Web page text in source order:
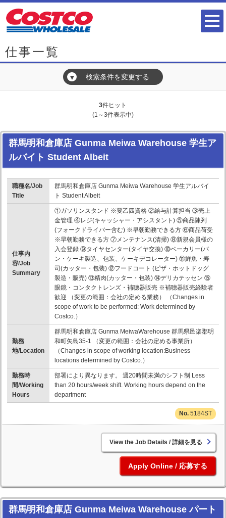
仕事一覧
▼ 検索条件を変更する
3件ヒット
(1～3件表示中)
群馬明和倉庫店 Gunma Meiwa Warehouse 学生ア
ルバイト Student Albeit
職種名/Job
Title
群馬明和倉庫店 Gunma Meiwa Warehouse 学生アルバイ
ト Student Albeit
仕事内
容/Job
Summary
①ガソリンスタンド ※要乙四資格 ②給与計算担当 ③売上
金管理 ④レジ(キャッシャー・アシスタント) ⑤商品陳列
(フォークドライバー含む) ※早朝勤務できる方 ⑥商品荷受
※早朝勤務できる方 ⑦メンテナンス(清掃) ⑧新規会員様の
入会登録 ⑨タイヤセンター(タイヤ交換) ⑩ベーカリー(パ
ン・ケーキ製造、包装、ケーキデコレーター) ⑪鮮魚・寿
司(カッター・包装) ⑫フードコート (ピザ・ホットドッグ
製造・販売) ⑬精肉(カッター・包装) ⑭デリカテッセン ⑮
眼鏡・コンタクトレンズ・補聴器販売 ※補聴器販売経験者
歓迎 （変更の範囲：会社の定める業務） （Changes in
scope of work to be performed: Work determined by
Costco.）
勤務
地/Location
群馬明和倉庫店 Gunma MeiwaWarehouse 群馬県邑楽郡明
和町矢島35-1 （変更の範囲：会社の定める事業所）
（Changes in scope of working location:Business
locations determined by Costco.）
勤務時
間/Working
Hours
部署により異なります。 週20時間未満のシフト制 Less
than 20 hours/week shift. Working hours depend on the
department
5184ST
詳細を見る
応募する
群馬明和倉庫店 Gunma Meiwa Warehouse パート